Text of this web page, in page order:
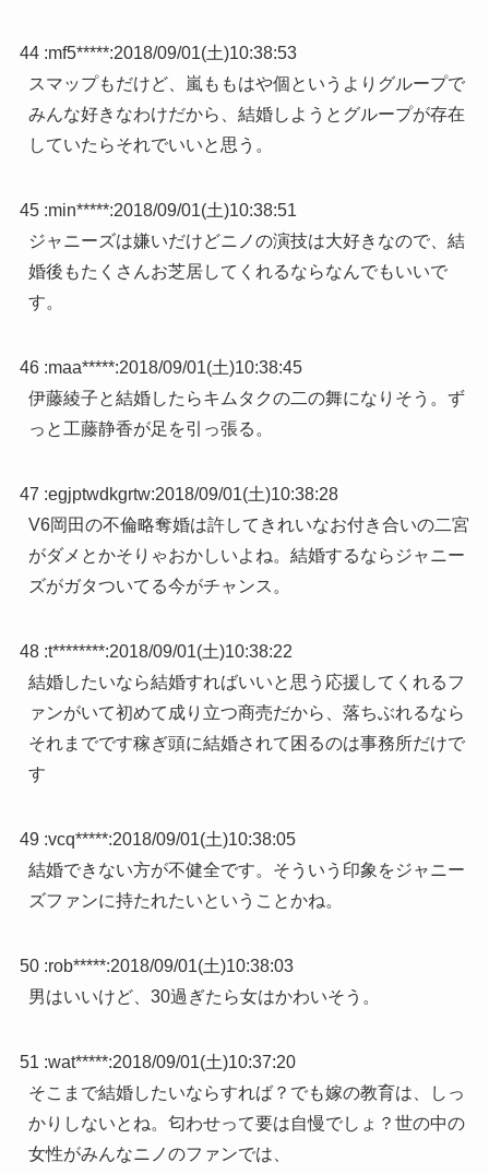
44 :mf5*****:2018/09/01(土)10:38:53
スマップもだけど、嵐ももはや個というよりグループで
みんな好きなわけだから、結婚しようとグループが存在
していたらそれでいいと思う。
45 :min*****:2018/09/01(土)10:38:51
ジャニーズは嫌いだけどニノの演技は大好きなので、結
婚後もたくさんお芝居してくれるならなんでもいいで
す。
46 :maa*****:2018/09/01(土)10:38:45
伊藤綾子と結婚したらキムタクの二の舞になりそう。ず
っと工藤静香が足を引っ張る。
47 :egjptwdkgrtw:2018/09/01(土)10:38:28
V6岡田の不倫略奪婚は許してきれいなお付き合いの二宮
がダメとかそりゃおかしいよね。結婚するならジャニー
ズがガタついてる今がチャンス。
48 :t********:2018/09/01(土)10:38:22
結婚したいなら結婚すればいいと思う応援してくれるフ
ァンがいて初めて成り立つ商売だから、落ちぶれるなら
それまでです稼ぎ頭に結婚されて困るのは事務所だけで
す
49 :vcq*****:2018/09/01(土)10:38:05
結婚できない方が不健全です。そういう印象をジャニー
ズファンに持たれたいということかね。
50 :rob*****:2018/09/01(土)10:38:03
男はいいけど、30過ぎたら女はかわいそう。
51 :wat*****:2018/09/01(土)10:37:20
そこまで結婚したいならすれば？でも嫁の教育は、しっ
かりしないとね。匂わせって要は自慢でしょ？世の中の
女性がみんなニノのファンでは、